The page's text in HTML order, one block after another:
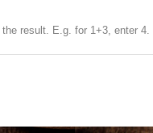
result. E.g. for 1+3, enter 4.